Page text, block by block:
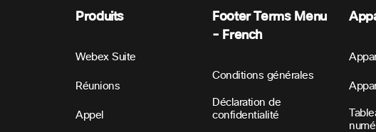
Produits
Webex Suite
Réunions
Appel
Footer Terms Menu
- French
Conditions générales
Déclaration de
confidentialité